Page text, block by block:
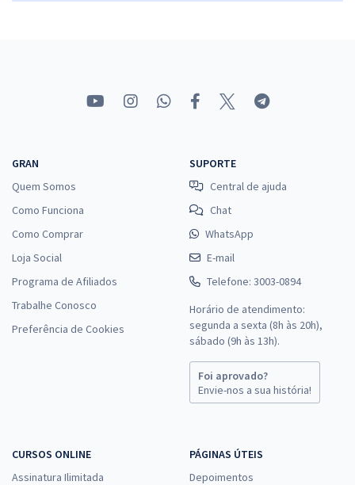
GRAN
Quem Somos
Como Funciona
Como Comprar
Loja Social
Programa de Afiliados
Trabalhe Conosco
Preferência de Cookies
SUPORTE
Central de ajuda
Chat
WhatsApp
E-mail
Telefone: 3003-0894
Horário de atendimento:
segunda a sexta (8h às 20h),
sábado (9h às 13h).
Foi aprovado?
Envie-nos a sua história!
CURSOS ONLINE
Assinatura Ilimitada
PÁGINAS ÚTEIS
Depoimentos